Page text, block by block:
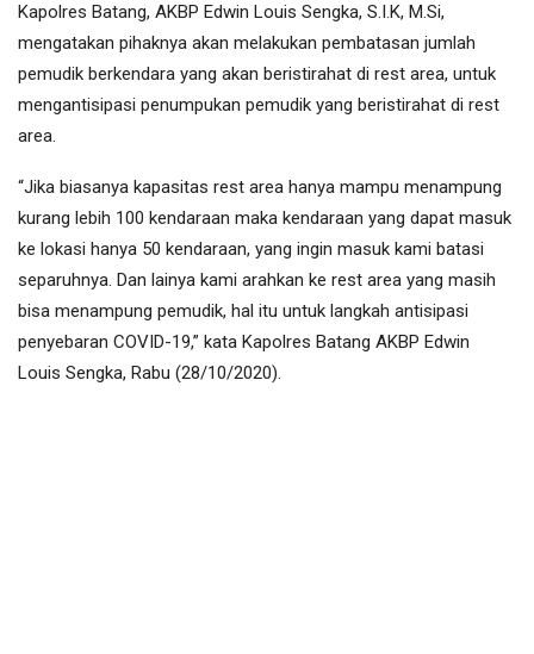
Kapolres Batang, AKBP Edwin Louis Sengka, S.I.K, M.Si,
mengatakan pihaknya akan melakukan pembatasan jumlah
pemudik berkendara yang akan beristirahat di rest area, untuk
mengantisipasi penumpukan pemudik yang beristirahat di rest
area.
“Jika biasanya kapasitas rest area hanya mampu menampung
kurang lebih 100 kendaraan maka kendaraan yang dapat masuk
ke lokasi hanya 50 kendaraan, yang ingin masuk kami batasi
separuhnya. Dan lainya kami arahkan ke rest area yang masih
bisa menampung pemudik, hal itu untuk langkah antisipasi
penyebaran COVID-19,” kata Kapolres Batang AKBP Edwin
Louis Sengka, Rabu (28/10/2020).